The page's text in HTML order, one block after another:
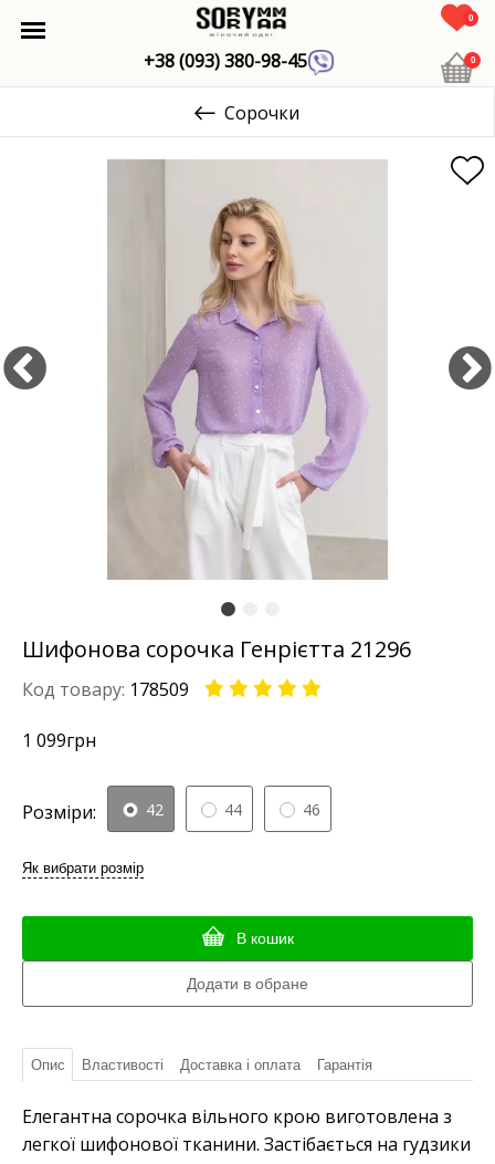
+38 (093) 380-98-45
0
0
Сорочки
Шифонова сорочка Генрієтта 21296
Код товару: 178509
1 099грн
Розміри: 42 44 46
Як вибрати розмір
В кошик
Опис Властивості Доставка і оплата Гарантія
Елегантна сорочка вільного крою виготовлена з
легкої шифонової тканини. Застібається на гудзики